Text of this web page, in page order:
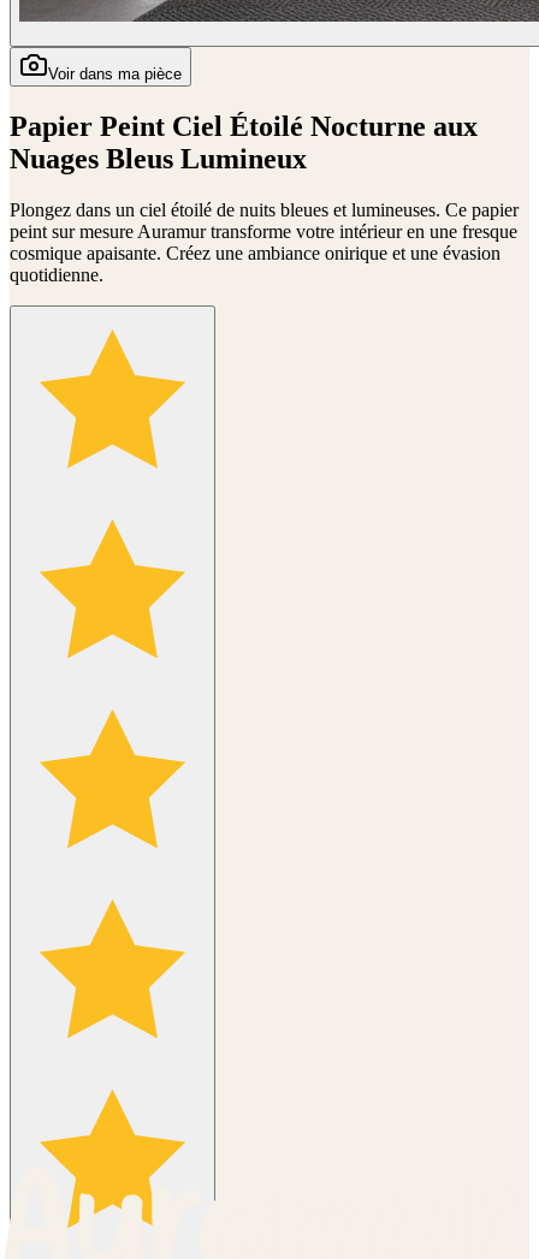
Voir dans ma pièce
Papier Peint Ciel Étoilé Nocturne aux
Nuages Bleus Lumineux
Plongez dans un ciel étoilé de nuits bleues et lumineuses. Ce papier
peint sur mesure Auramur transforme votre intérieur en une fresque
cosmique apaisante. Créez une ambiance onirique et une évasion
quotidienne.